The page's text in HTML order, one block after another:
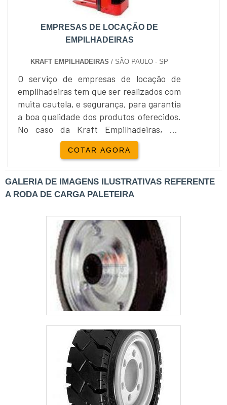
EMPRESAS DE LOCAÇÃO DE
EMPILHADEIRAS
KRAFT EMPILHADEIRAS / SÃO PAULO - SP
O serviço de empresas de locação de
empilhadeiras tem que ser realizados com
muita cautela, e segurança, para garantia
a boa qualidade dos produtos oferecidos.
No caso da Kraft Empilhadeiras, ela
trabalha apenas com grandes marcas,
bem conceituadas no mercado, que
podem oferecer maior rentabilidade para
a empresa.Empilhadeiras são produtos
muito utilizados dentro do campo da
aplicação se da dentro de estoques,....
COTAR AGORA
GALERIA DE IMAGENS ILUSTRATIVAS REFERENTE
A RODA DE CARGA PALETEIRA